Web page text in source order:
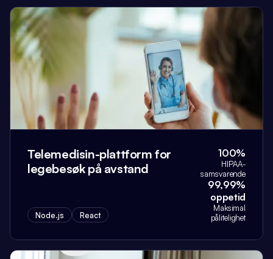
Telemedisin-plattform for
legebesøk på avstand
Node.js React
100%
HIPAA-
samsvarende
99,99%
oppetid
Maksimal
pålitelighet